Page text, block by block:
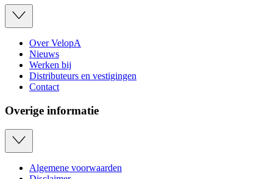
Over VelopA
Nieuws
Werken bij
Distributeurs en vestigingen
Contact
Overige informatie
Algemene voorwaarden